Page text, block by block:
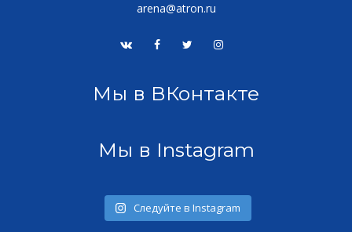
arena@atron.ru
Мы в ВКонтакте
Мы в Instagram
Следуйте в Instagram